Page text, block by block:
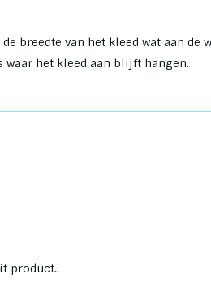
breedte van het kleed wat aan de
het kleed aan blijft hangen.
product..